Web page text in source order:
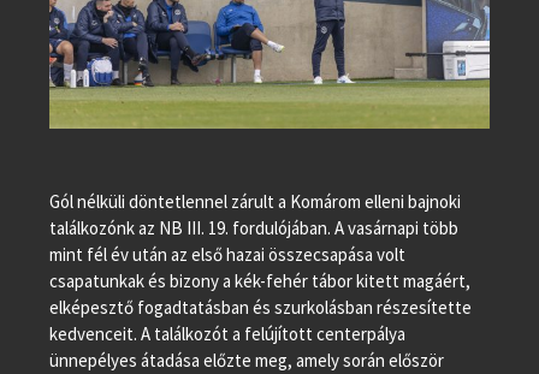
Gól nélküli döntetlennel zárult a Komárom elleni bajnoki
találkozónk az NB III. 19. fordulójában. A vasárnapi több
mint fél év után az első hazai összecsapása volt
csapatunkak és bizony a kék-fehér tábor kitett magáért,
elképesztő fogadtatásban és szurkolásban részesítette
kedvenceit. A találkozót a felújított centerpálya
ünnepélyes átadása előzte meg, amely során először